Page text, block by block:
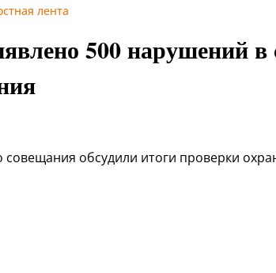
лента
500 нарушений в
обсудили итоги проверки